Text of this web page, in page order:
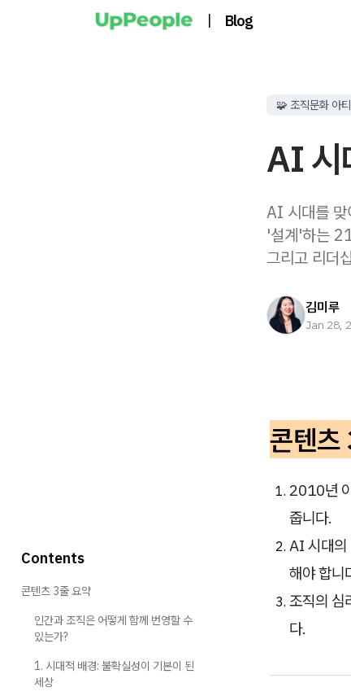
| Blog
🧩 조직문화 아
AI 시
AI 시대를 맞
'설계'하는
그리고 리더
김미루
Jan 28,
콘텐츠
2010년
줍니다.
AI 시대의
해야 합니
조직의 심
다.
Contents
콘텐츠 3줄 요약
인간과 조직은 어떻게 함께 번영할 수
있는가?
1. 시대적 배경: 불확실성이 기본이 된
세상